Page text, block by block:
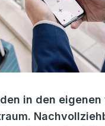
in den eigenen